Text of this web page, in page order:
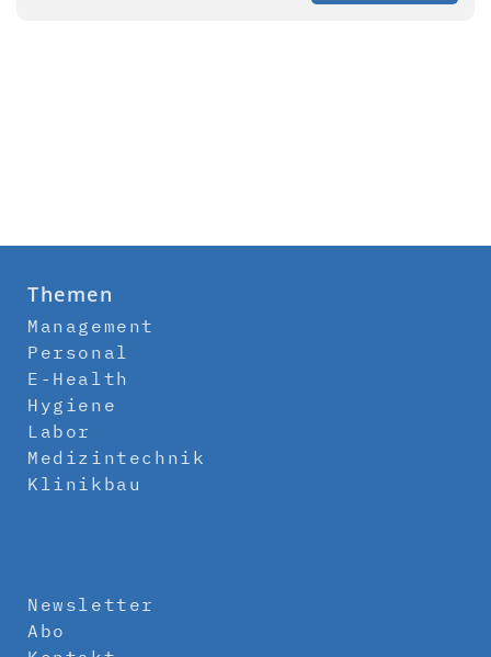
Themen
Management
Personal
E-Health
Hygiene
Labor
Medizintechnik
Klinikbau
Newsletter
Abo